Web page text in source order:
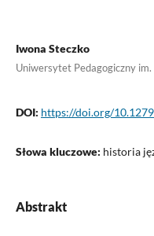
Iwona Steczko
Uniwersytet Pedagogiczny
DOI: https://doi.org/
Słowa kluczowe: historia
Abstrakt